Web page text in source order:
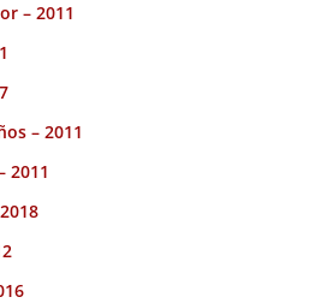
– 2011
– 2011
2011